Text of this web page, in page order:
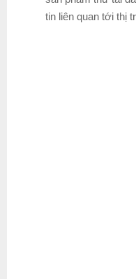
tin liên quan tới thị